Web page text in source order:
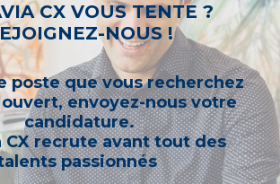
CX VOUS TENTE ?
NOUS !
poste que vous recherchez
envoyez-nous votre
candidature.
CX recrute avant tout des
passionnés